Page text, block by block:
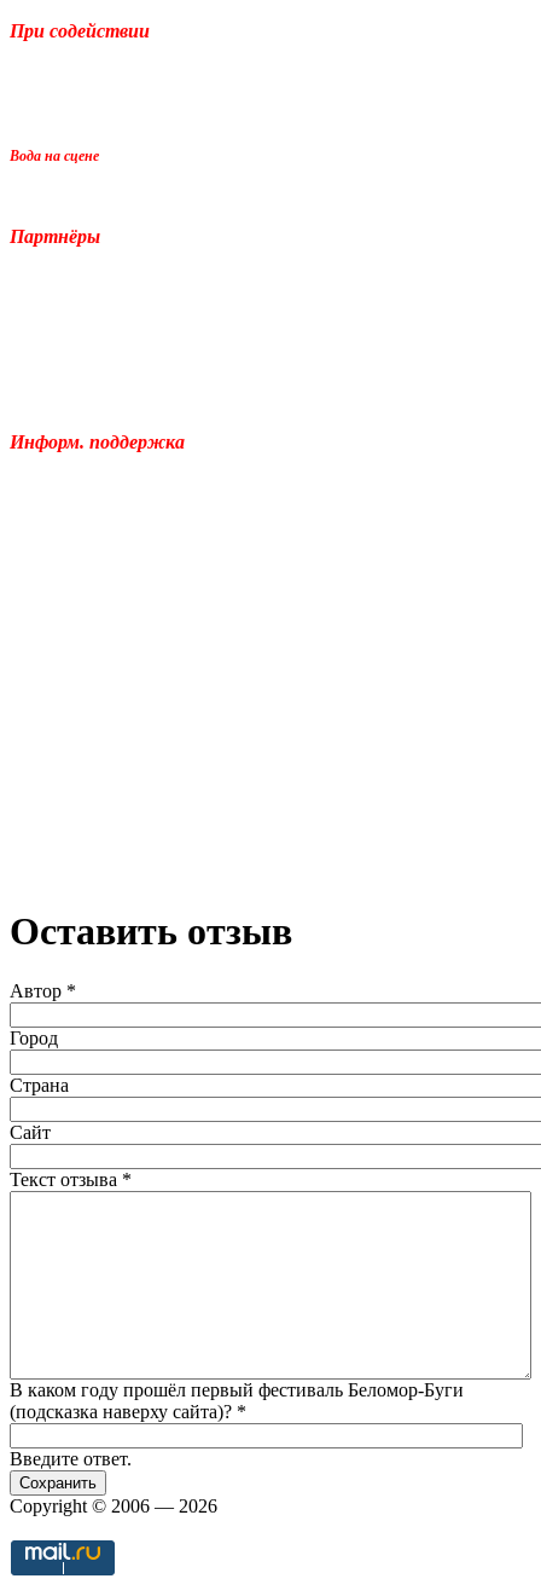
При содействии
Вода на сцене
Партнёры
Информ. поддержка
Оставить отзыв
Автор *
Город
Страна
Сайт
Текст отзыва *
В каком году прошёл первый фестиваль Беломор-Буги
(подсказка наверху сайта)? *
Введите ответ.
Вертикальные вкладки
Copyright © 2006 — 2026